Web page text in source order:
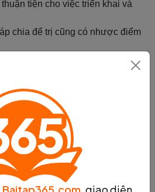
tiện cho việc triển khai và
chia để trị cũng có nhược điểm
đầu phải thỏa mãn tiêu chí chia
quả từ các bài toán con có thể
tin hoặc không chính xác.
nhược điểm trên, phương pháp
cụ hữu ích trong tìm kiếm giá
rộng rãi trong lĩnh vực lập